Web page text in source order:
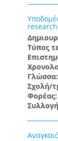
Τύπος
Γλώσσα:
Σχολή/
Φορέας: